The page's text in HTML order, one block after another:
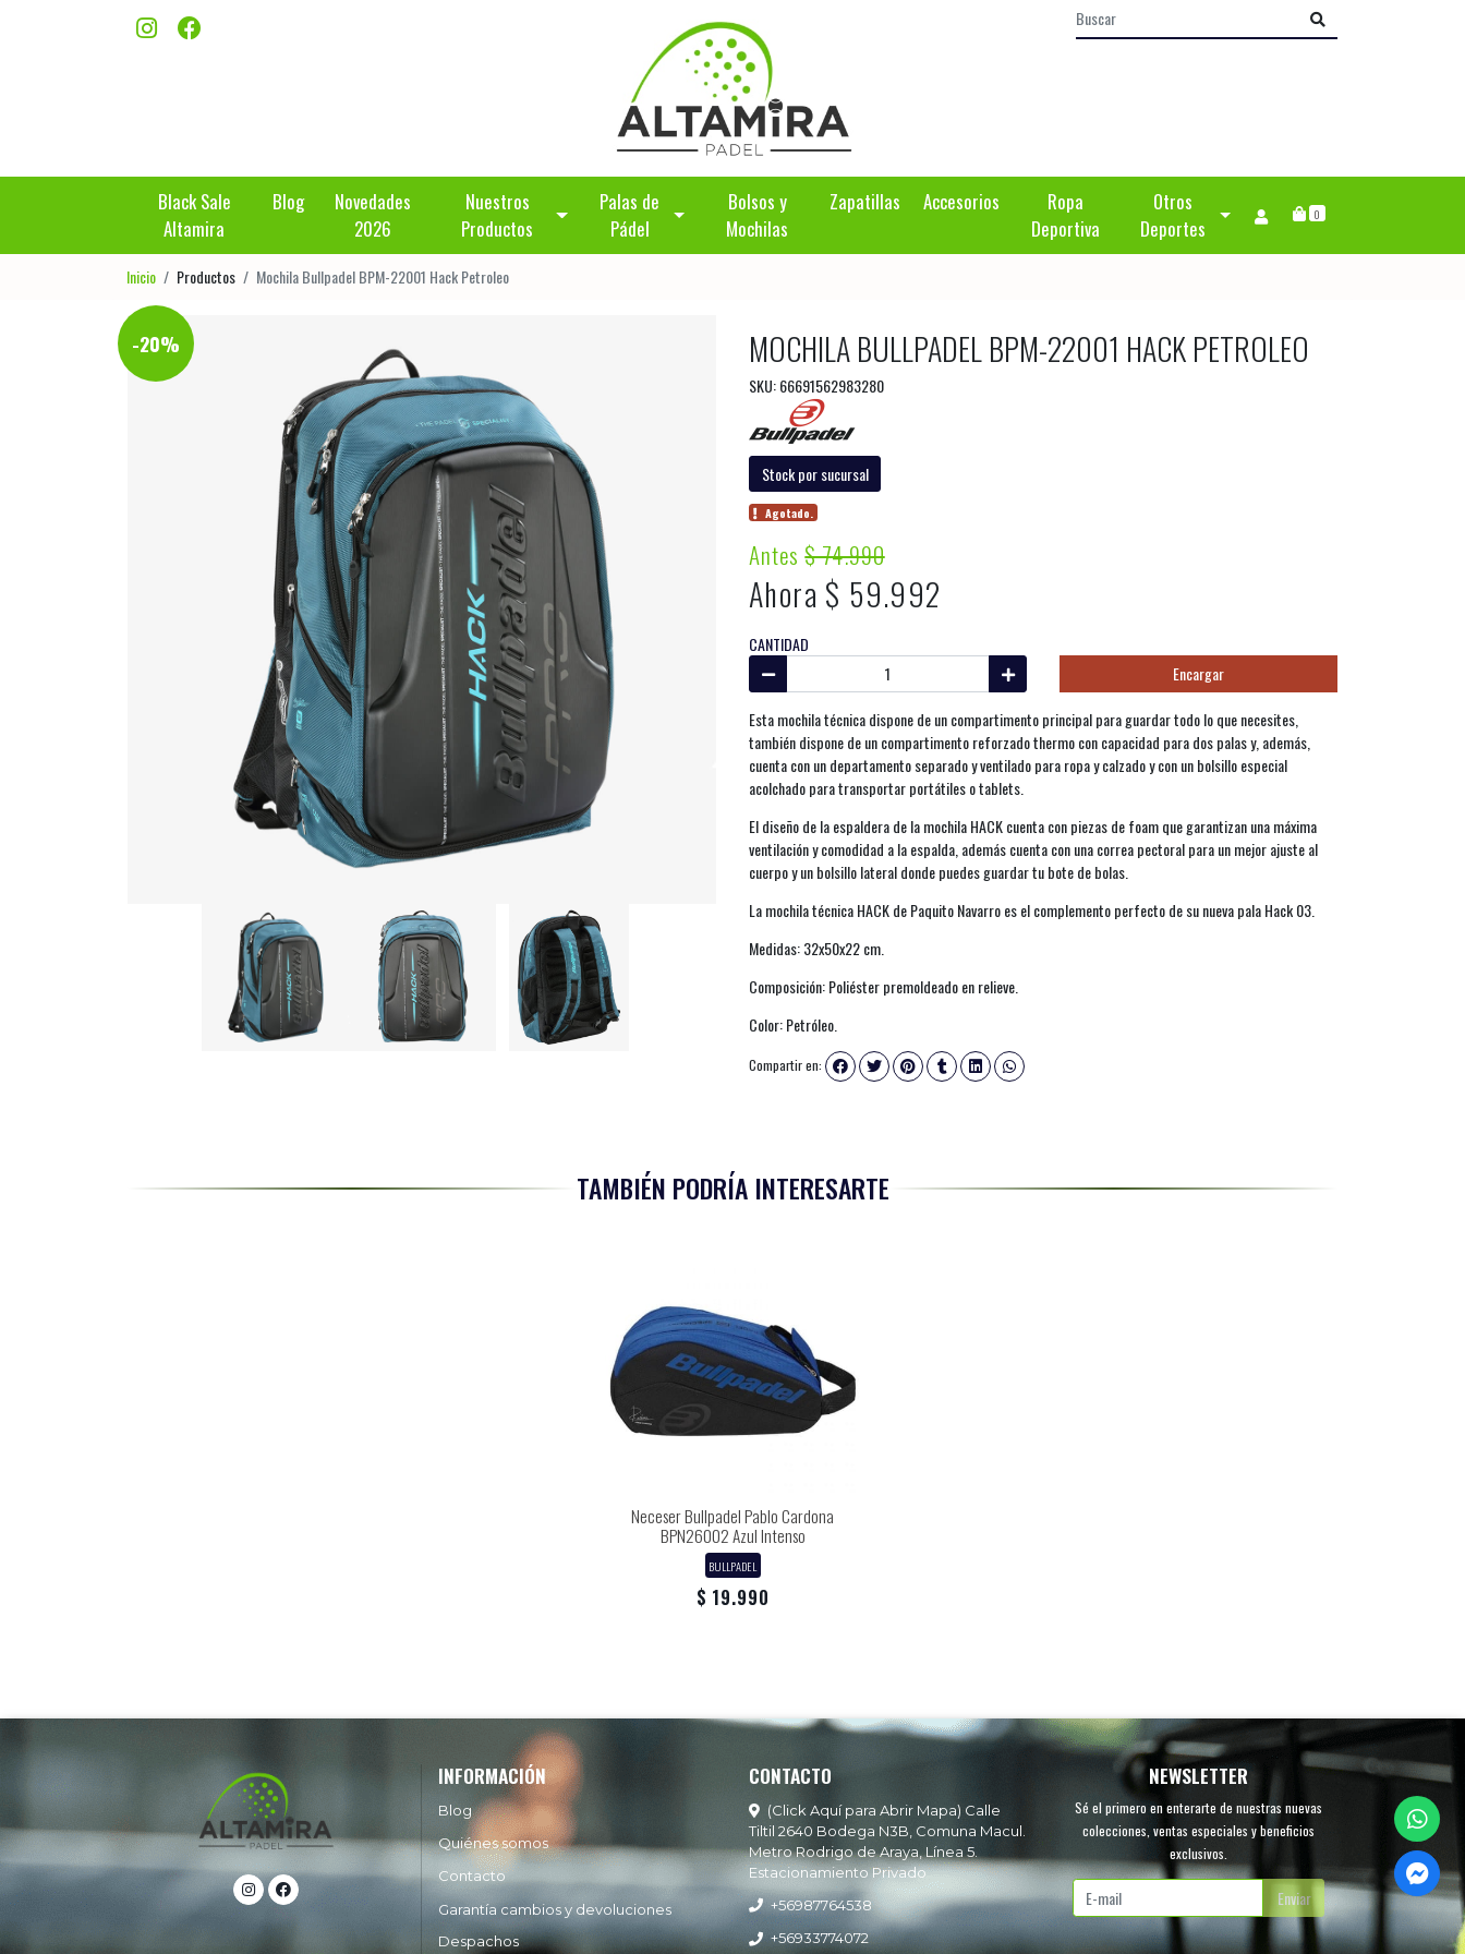
Black Sale
Altamira
Blog
Novedades
2026
Nuestros
Productos
Palas de
Pádel
Bolsos y
Mochilas
Zapatillas Accesorios
Ropa
Deportiva
Otros
Deportes
0
Inicio Productos Mochila Bullpadel BPM-22001 Hack Petroleo
-20% MOCHILA BULLPADEL BPM-22001 HACK PETROLEO
SKU: 66691562983280
Stock por sucursal
Agotado.
Antes$ 74.990
Ahora $ 59.992
CANTIDAD
Encargar
Esta mochila técnica dispone de un compartimento principal para guardar todo lo que necesites,
también dispone de un compartimento reforzado thermo con capacidad para dos palas y, además,
cuenta con un departamento separado y ventilado para ropa y calzado y con un bolsillo especial
acolchado para transportar portátiles o tablets.
El diseño de la espaldera de la mochila HACK cuenta con piezas de foam que garantizan una máxima
ventilación y comodidad a la espalda, además cuenta con una correa pectoral para un mejor ajuste al
cuerpo y un bolsillo lateral donde puedes guardar tu bote de bolas.
La mochila técnica HACK de Paquito Navarro es el complemento perfecto de su nueva pala Hack 03.
Medidas: 32x50x22 cm.
Composición: Poliéster premoldeado en relieve.
Color: Petróleo.
Compartir en:
TAMBIÉN PODRÍA INTERESARTE
Neceser Bullpadel Pablo Cardona
BPN26002 Azul Intenso
BULLPADEL
$ 19.990
INFORMACIÓN
Blog
Quiénes somos
Contacto
Garantía cambios y devoluciones
Despachos
CONTACTO
(Click Aquí para Abrir Mapa) Calle
Tiltil 2640 Bodega N3B, Comuna Macul.
Metro Rodrigo de Araya, Línea 5.
Estacionamiento Privado
+56987764538
+56933774072
NEWSLETTER
Sé el primero en enterarte de nuestras nuevas
colecciones, ventas especiales y beneficios
exclusivos.
Enviar